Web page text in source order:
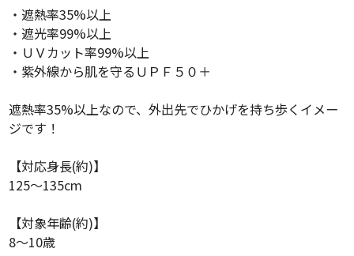
・遮熱率35%以上
・遮光率99%以上
・ＵＶカット率99%以上
・紫外線から肌を守るＵＰＦ５０＋
遮熱率35%以上なので、外出先でひかげを持ち歩くイメー
ジです！
【対応身長(約)】
125～135cm
【対象年齢(約)】
8～10歳